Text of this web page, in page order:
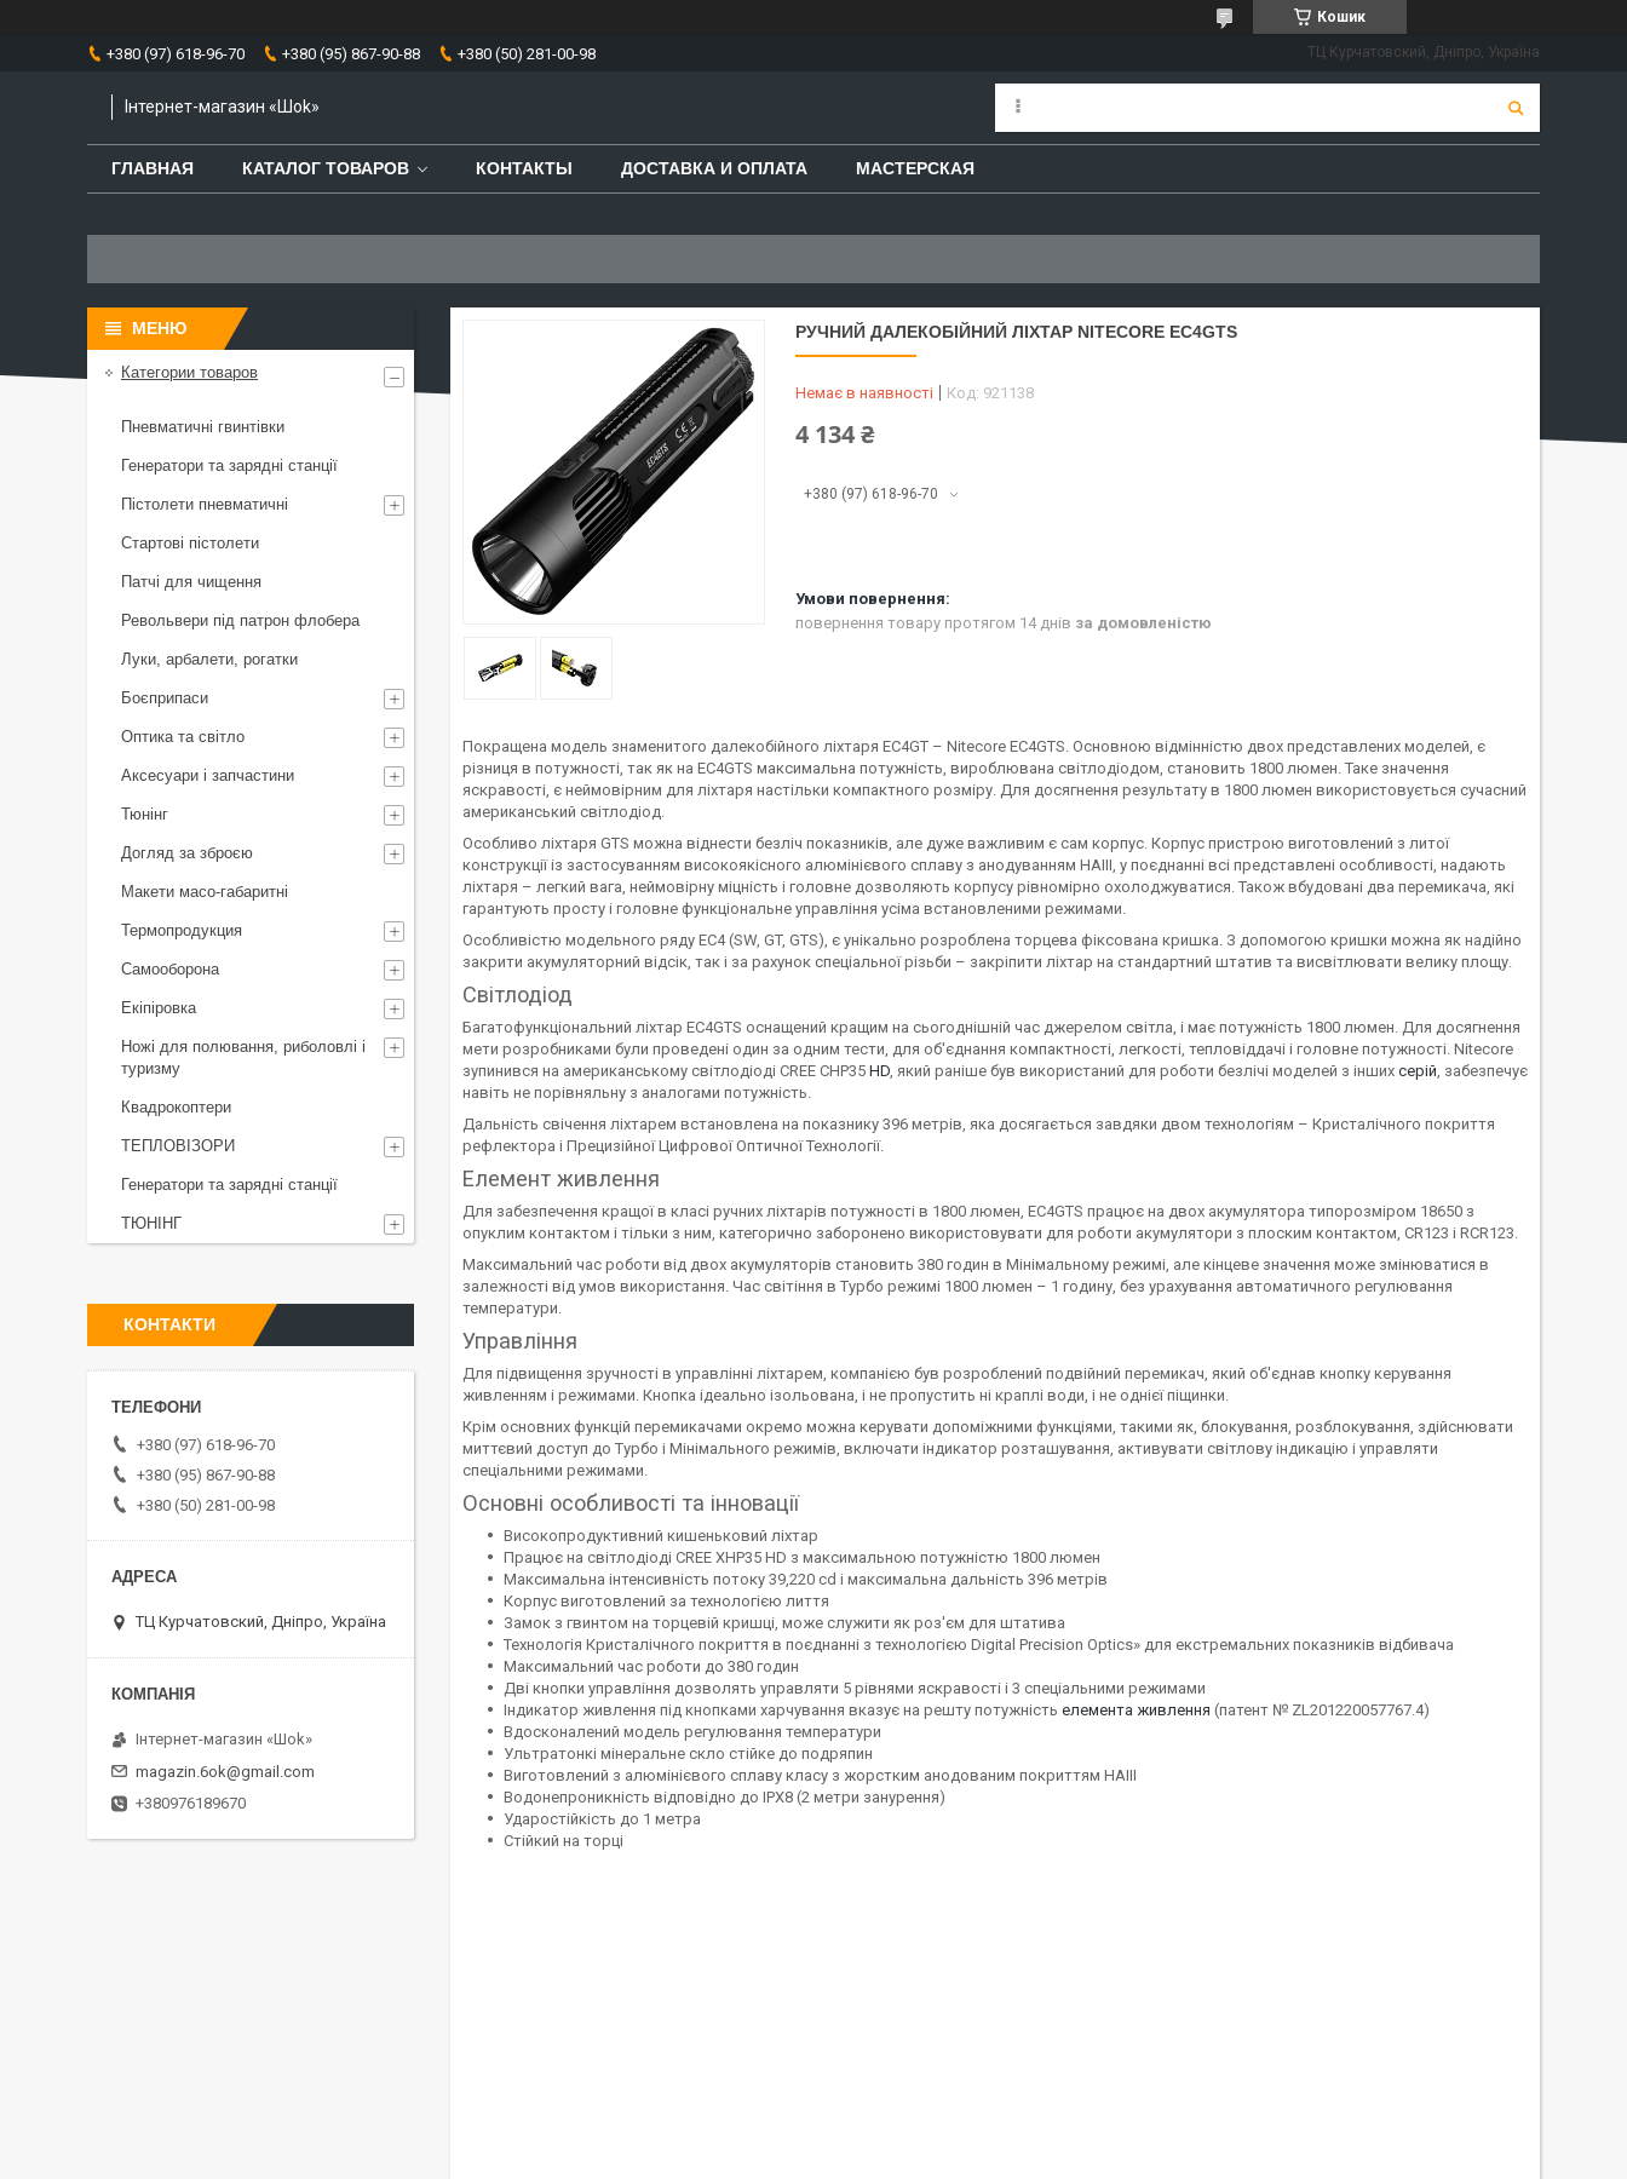
Кошик
+380 (97) 618-96-70 +380 (95) 867-90-88 +380 (50) 281-00-98 ТЦ Курчатовский, Дніпро, Україна
Інтернет-магазин «Шоk»
ГЛАВНАЯ КАТАЛОГ ТОВАРОВ КОНТАКТЫ ДОСТАВКА И ОПЛАТА МАСТЕРСКАЯ
РУЧНИЙ ДАЛЕКОБІЙНИЙ ЛІХТАР NITECORE EC4GTS
Немає в наявності Код: 921138
4 134 ₴
+380 (97) 618-96-70
повернення товару протягом 14 днів за домовленістю
Покращена модель знаменитого далекобійного ліхтаря EC4GT – Nitecore EC4GTS. Основною відмінністю двох представлених моделей, є
різниця в потужності, так як на EC4GTS максимальна потужність, вироблювана світлодіодом, становить 1800 люмен. Таке значення
яскравості, є неймовірним для ліхтаря настільки компактного розміру. Для досягнення результату в 1800 люмен використовується сучасний
американський світлодіод.
Особливо ліхтаря GTS можна віднести безліч показників, але дуже важливим є сам корпус. Корпус пристрою виготовлений з литої
конструкції із застосуванням високоякісного алюмінієвого сплаву з анодуванням HAIII, у поєднанні всі представлені особливості, надають
ліхтаря – легкий вага, неймовірну міцність і головне дозволяють корпусу рівномірно охолоджуватися. Також вбудовані два перемикача, які
гарантують просту і головне функціональне управління усіма встановленими режимами.
Особливістю модельного ряду EC4 (SW, GT, GTS), є унікально розроблена торцева фіксована кришка. З допомогою кришки можна як надійно
закрити акумуляторний відсік, так і за рахунок спеціальної різьби – закріпити ліхтар на стандартний штатив та висвітлювати велику площу.
Світлодіод
Багатофункціональний ліхтар EC4GTS оснащений кращим на сьогоднішній час джерелом світла, і має потужність 1800 люмен. Для досягнення
мети розробниками були проведені один за одним тести, для об'єднання компактності, легкості, тепловіддачі і головне потужності. Nitecore
зупинився на американському світлодіоді CREE CHP35 HD, який раніше був використаний для роботи безлічі моделей з інших серій, забезпечує
навіть не порівняльну з аналогами потужність.
Дальність свічення ліхтарем встановлена на показнику 396 метрів, яка досягається завдяки двом технологіям – Кристалічного покриття
рефлектора і Прецизійної Цифрової Оптичної Технології.
Елемент живлення
Для забезпечення кращої в класі ручних ліхтарів потужності в 1800 люмен, EC4GTS працює на двох акумулятора типорозміром 18650 з
опуклим контактом і тільки з ним, категорично заборонено використовувати для роботи акумулятори з плоским контактом, CR123 і RCR123.
Максимальний час роботи від двох акумуляторів становить 380 годин в Мінімальному режимі, але кінцеве значення може змінюватися в
залежності від умов використання. Час світіння в Турбо режимі 1800 люмен – 1 годину, без урахування автоматичного регулювання
температури.
Управління
Для підвищення зручності в управлінні ліхтарем, компанією був розроблений подвійний перемикач, який об'єднав кнопку керування
живленням і режимами. Кнопка ідеально ізольована, і не пропустить ні краплі води, і не однієї піщинки.
Крім основних функцій перемикачами окремо можна керувати допоміжними функціями, такими як, блокування, розблокування, здійснювати
миттєвий доступ до Турбо і Мінімального режимів, включати індикатор розташування, активувати світлову індикацію і управляти
спеціальними режимами.
Основні особливості та інновації
Високопродуктивний кишеньковий ліхтар
Працює на світлодіоді CREE XHP35 HD з максимальною потужністю 1800 люмен
Максимальна інтенсивність потоку 39,220 cd і максимальна дальність 396 метрів
Корпус виготовлений за технологією лиття
Замок з гвинтом на торцевій кришці, може служити як роз'єм для штатива
Технологія Кристалічного покриття в поєднанні з технологією Digital Precision Optics» для екстремальних показників відбивача
Максимальний час роботи до 380 годин
Дві кнопки управління дозволять управляти 5 рівнями яскравості і 3 спеціальними режимами
Індикатор живлення під кнопками харчування вказує на решту потужність елемента живлення (патент № ZL201220057767.4)
Вдосконалений модель регулювання температури
Ультратонкі мінеральне скло стійке до подряпин
Виготовлений з алюмінієвого сплаву класу з жорстким анодованим покриттям HAIII
Водонепроникність відповідно до IPX8 (2 метри занурення)
Ударостійкість до 1 метра
Стійкий на торці
Категории товаров
Пневматичні гвинтівки
Генератори та зарядні станції
Пістолети пневматичні
Стартові пістолети
Патчі для чищення
Револьвери під патрон флобера
Луки, арбалети, рогатки
Боєприпаси
Оптика та світло
Аксесуари і запчастини
Тюнінг
Догляд за зброєю
Макети масо-габаритні
Термопродукция
Самооборона
Екіпіровка
Ножі для полювання, риболовлі і
туризму
Квадрокоптери
ТЕПЛОВІЗОРИ
Генератори та зарядні станції
ТЮНІНГ
КОНТАКТИ
+380 (97) 618-96-70
+380 (95) 867-90-88
+380 (50) 281-00-98
ТЦ Курчатовский, Дніпро, Україна
Інтернет-магазин «Шоk»
magazin.6ok@gmail.com
+380976189670